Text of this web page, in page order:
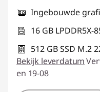
Ingebouwde
16 GB
512 GB SSD M.2
Bekijk leverdatum
en 19-08